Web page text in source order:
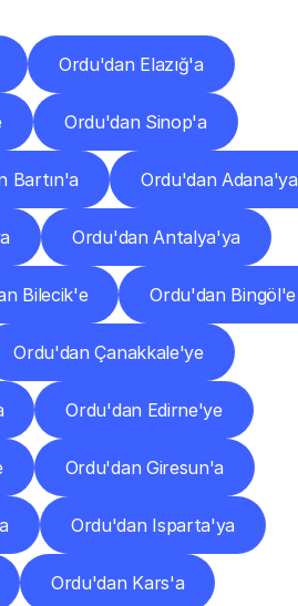
Ordu'dan Elazığ'a
Ordu'dan Sinop'a
Bartın'a Ordu'dan Adana'ya
Ordu'dan Antalya'ya
Bilecik'e Ordu'dan Bingöl'e
Ordu'dan Çanakkale'ye
Ordu'dan Edirne'ye
Ordu'dan Giresun'a
Ordu'dan Isparta'ya
Ordu'dan Kars'a